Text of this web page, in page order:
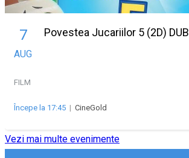
7
AUG
Povestea Jucariilor 5 (2D) DUB
FILM
Începe la 17:45 | CineGold
Vezi mai multe evenimente